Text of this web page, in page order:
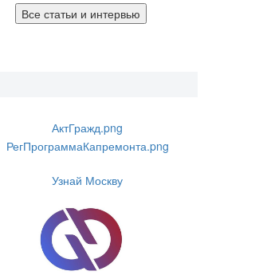
Все статьи и интервью